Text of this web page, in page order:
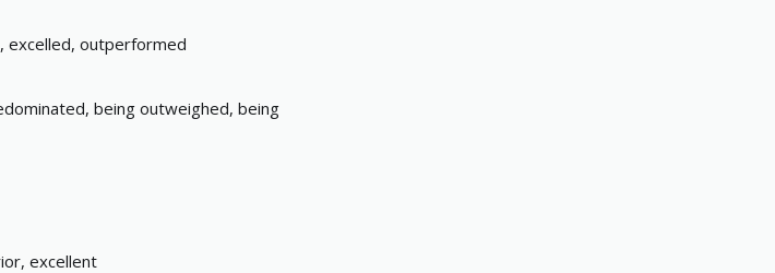
excelled, outperformed
being outweighed, being
excellent